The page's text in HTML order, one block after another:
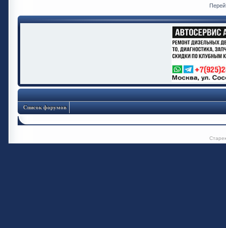
Список форумов